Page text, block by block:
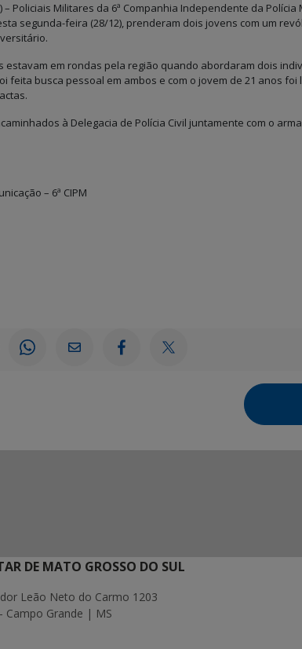
– Policiais Militares da 6ª Companhia Independente da
segunda-feira (28/12), prenderam dois jovens com um
estavam em rondas pela região quando abordaram dois
feita busca pessoal em ambos e com o jovem de 21 anos
à Delegacia de Polícia Civil juntamente com o
– 6ª CIPM
DE MATO GROSSO DO SUL
Leão Neto do Carmo 1203
Campo Grande | MS